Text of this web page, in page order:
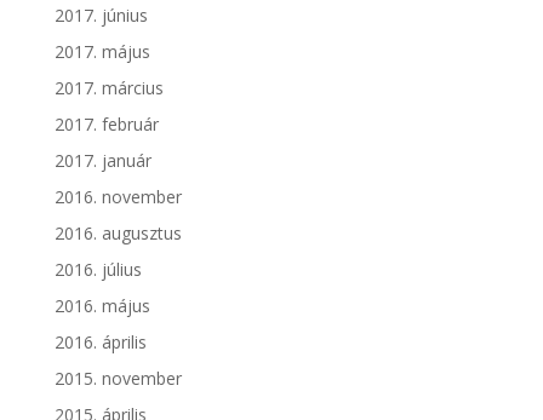
2017. június
2017. május
2017. március
2017. február
2017. január
2016. november
2016. augusztus
2016. július
2016. május
2016. április
2015. november
2015. április